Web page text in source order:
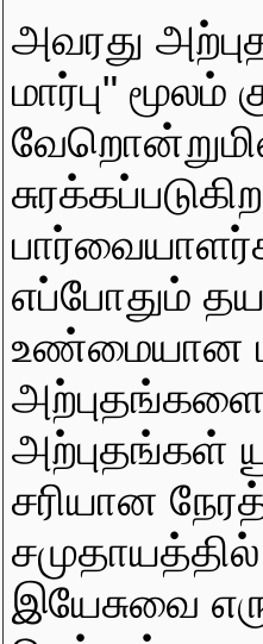
அவரது
மார்பு"
எப்போதும்
உண்மையான
அற்புதங்கள்
சரியான
இயேசுவை